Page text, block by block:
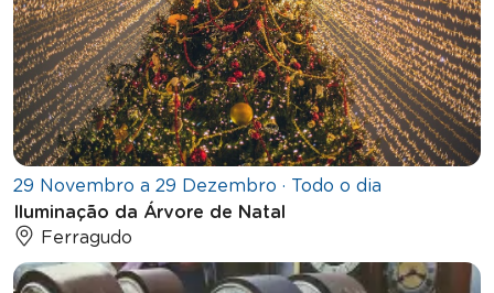
29 Novembro a 29 Dezembro · Todo o dia
Iluminação da Árvore de Natal
Ferragudo